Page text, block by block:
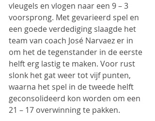
vleugels en vlogen naar een 9 – 3
voorsprong. Met gevarieerd spel en
een goede verdediging slaagde het
team van coach José Narvaez er in
om het de tegenstander in de eerste
helft erg lastig te maken. Voor rust
slonk het gat weer tot vijf punten,
waarna het spel in de tweede helft
geconsolideerd kon worden om een
21 – 17 overwinning te pakken.